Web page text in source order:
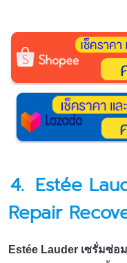
4. Estée
Repair
Estée Lauder เซรั่มซ่